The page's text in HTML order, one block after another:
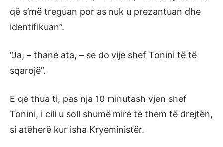
që s’më treguan por as nuk u prezantuan dhe
identifikuan”.
“Ja, – thanë ata, – se do vijë shef Tonini të të
sqarojë”.
E që thua ti, pas nja 10 minutash vjen shef
Tonini, i cili u soll shumë mirë të them të drejtën,
si atëherë kur isha Kryeministër.